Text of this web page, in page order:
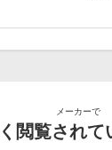
メーカーで
閲覧されて